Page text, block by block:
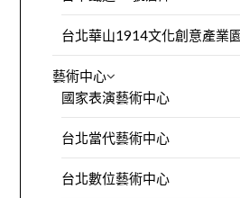
台北華山1914文化創意產業
藝術中心
國家表演藝術中心
台北當代藝術中心
台北數位藝術中心